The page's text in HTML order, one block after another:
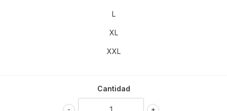
L
XL
XXL
Cantidad
+
-